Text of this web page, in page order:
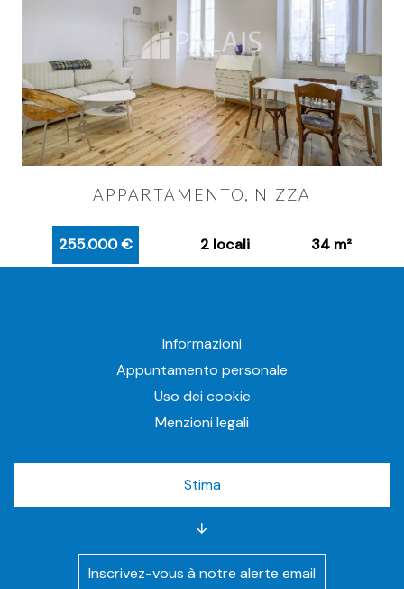
APPARTAMENTO, NIZZA
255.000 € 2 locali 34 m²
Informazioni
Appuntamento personale
Uso dei cookie
Menzioni legali
Stima
Inscrivez-vous à notre alerte email